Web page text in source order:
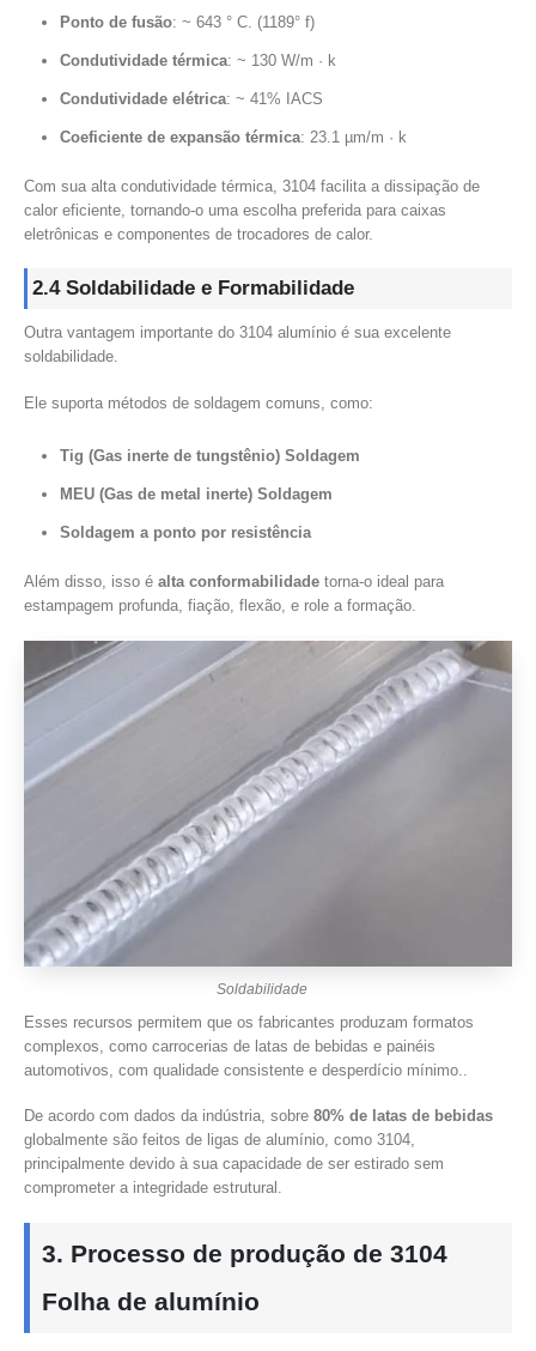
Ponto de fusão: ~ 643 ° C. (1189° f)
Condutividade térmica: ~ 130 W/m · k
Condutividade elétrica: ~ 41% IACS
Coeficiente de expansão térmica: 23.1 µm/m · k
Com sua alta condutividade térmica, 3104 facilita a dissipação de
calor eficiente, tornando-o uma escolha preferida para caixas
eletrônicas e componentes de trocadores de calor.
2.4 Soldabilidade e Formabilidade
Outra vantagem importante do 3104 alumínio é sua excelente
soldabilidade.
Ele suporta métodos de soldagem comuns, como:
Tig (Gas inerte de tungstênio) Soldagem
MEU (Gas de metal inerte) Soldagem
Soldagem a ponto por resistência
Além disso, isso é alta conformabilidade torna-o ideal para
estampagem profunda, fiação, flexão, e role a formação.
Soldabilidade
Esses recursos permitem que os fabricantes produzam formatos
complexos, como carrocerias de latas de bebidas e painéis
automotivos, com qualidade consistente e desperdício mínimo..
De acordo com dados da indústria, sobre 80% de latas de bebidas
globalmente são feitos de ligas de alumínio, como 3104,
principalmente devido à sua capacidade de ser estirado sem
comprometer a integridade estrutural.
3. Processo de produção de 3104
Folha de alumínio